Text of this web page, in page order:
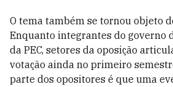
O tema também se tornou objeto
Enquanto integrantes do governo
da PEC, setores da oposição
votação ainda no primeiro
parte dos opositores é que uma